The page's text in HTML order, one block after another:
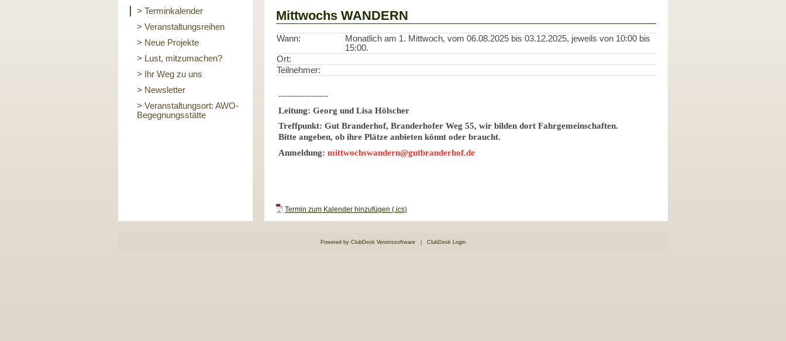
> Terminkalender
> Veranstaltungsreihen
> Neue Projekte
> Lust, mitzumachen?
> Ihr Weg zu uns
> Newsletter
> Veranstaltungsort: AWO-
Begegnungsstätte
Mittwochs WANDERN
Wann:
Monatlich am 1. Mittwoch, vom 06.08.2025 bis 03.12.2025, jeweils von 10:00 bis
15:00.
Ort:
Teilnehmer:
-----------------
Leitung: Georg und Lisa Hölscher
Treffpunkt: Gut Branderhof, Branderhofer Weg 55, wir bilden dort Fahrgemeinschaften.
Bitte angeben, ob ihre Plätze anbieten könnt oder braucht.
Anmeldung: mittwochswandern@gutbranderhof.de
Termin zum Kalender hinzufügen (.ics)
Powered by ClubDesk Vereinssoftware| ClubDesk Login